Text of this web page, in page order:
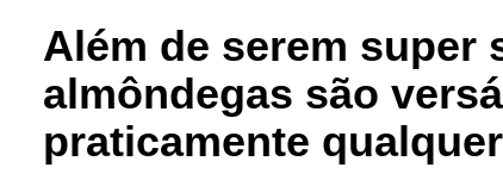
Além de serem super
almôndegas são
praticamente